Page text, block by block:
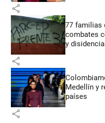
share
77 familias
combates
y
share
Medellín y
países
share